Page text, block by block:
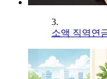
3.
소액 직역연